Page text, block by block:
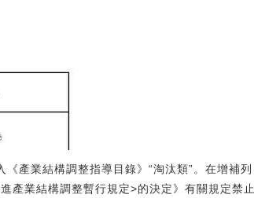
產業結構調整指導目錄》“淘汰類”。在增補列
產業結構調整暫行規定>的決定》有關規定禁止